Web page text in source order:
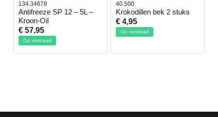
134.34678
Antifreeze SP 12 – 5L –
Kroon-Oil
€ 57,95
Op voorraad
40.500
Krokodillen bek 2 stuks
€ 4,95
Op voorraad